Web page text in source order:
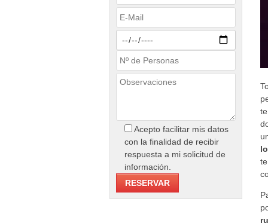
Acepto facilitar mis datos
con la finalidad de recibir
respuesta a mi solicitud de
información.